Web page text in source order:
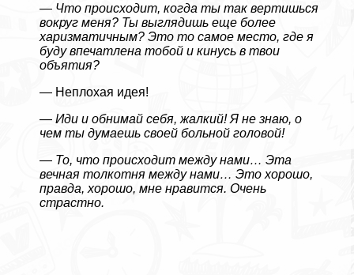
— Что происходит, когда ты так вертишься
вокруг меня? Ты выглядишь еще более
харизматичным? Это то самое место, где я
буду впечатлена тобой и кинусь в твои
объятия?
— Неплохая идея!
— Иди и обнимай себя, жалкий! Я не знаю, о
чем ты думаешь своей больной головой!
— То, что происходит между нами… Эта
вечная толкотня между нами… Это хорошо,
правда, хорошо, мне нравится. Очень
страстно.